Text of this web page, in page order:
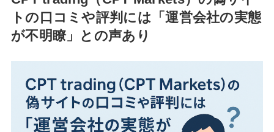
トの口コミや評判には「運営会社の実態
が不明瞭」との声あり